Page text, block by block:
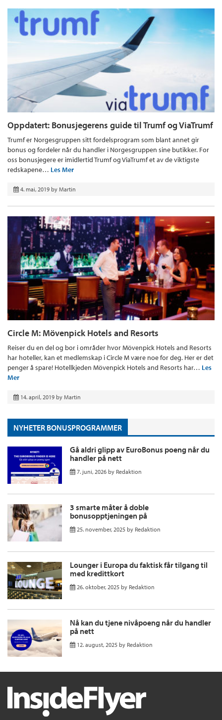
Oppdatert: Bonusjegerens guide til Trumf og ViaTrumf
Trumf er Norgesgruppen sitt fordelsprogram som blant annet gir
bonus og fordeler når du handler i Norgesgruppen sine butikker. For
oss bonusjegere er imidlertid Trumf og ViaTrumf et av de viktigste
redskapene… Les Mer
4. mai, 2019 by Martin
Circle M: Mövenpick Hotels and Resorts
Reiser du en del og bor i områder hvor Mövenpick Hotels and Resorts
har hoteller, kan et medlemskap i Circle M være noe for deg. Her er det
penger å spare! Hotellkjeden Mövenpick Hotels and Resorts har… Les
Mer
14. april, 2019 by Martin
NYHETER BONUSPROGRAMMER
Gå aldri glipp av EuroBonus poeng når du
handler på nett
7. juni, 2026 by Redaktion
3 smarte måter å doble
bonusopptjeningen på
25. november, 2025 by Redaktion
Lounger i Europa du faktisk får tilgang til
med kredittkort
26. oktober, 2025 by Redaktion
Nå kan du tjene nivåpoeng når du handler
på nett
12. august, 2025 by Redaktion